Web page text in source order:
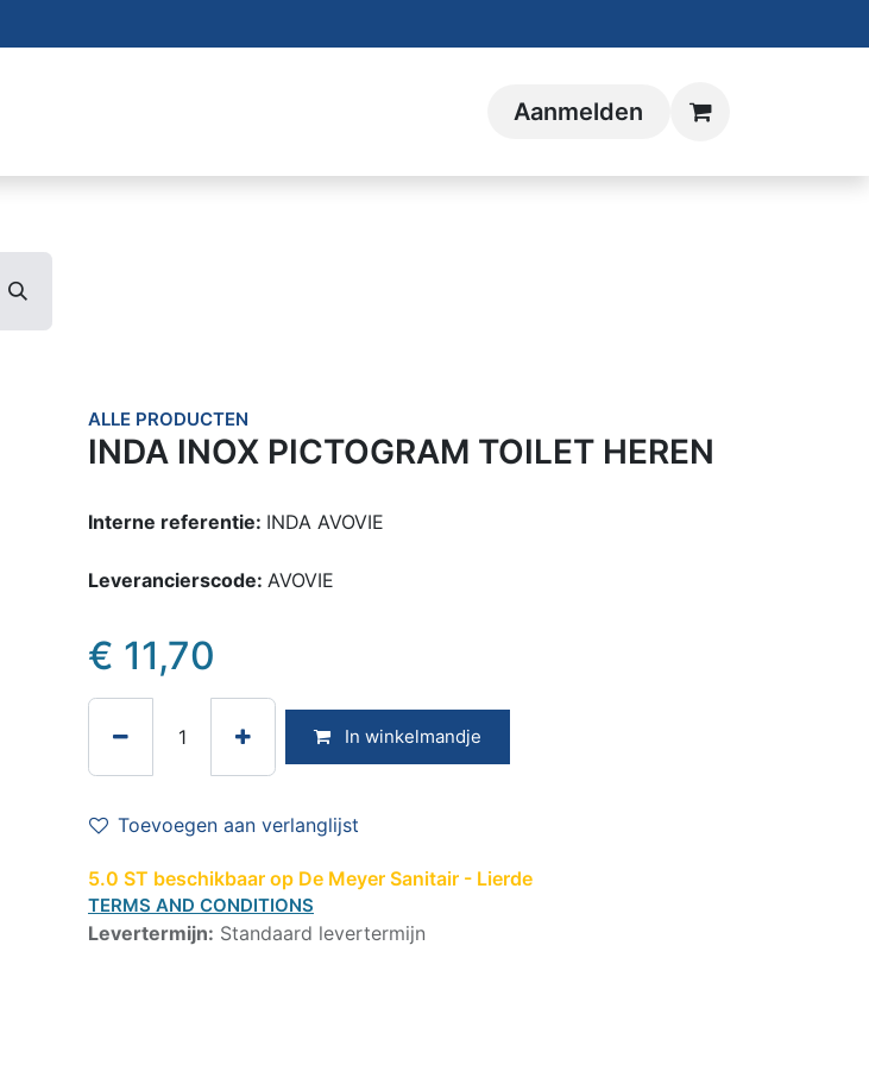
Aanmelden
ALLE PRODUCTEN
INDA INOX PICTOGRAM TOILET HEREN
Interne referentie: INDA AVOVIE
Leverancierscode: AVOVIE
€ 11,70
In winkelmandje
Toevoegen aan verlanglijst
5.0 ST beschikbaar op De Meyer Sanitair - Lierde
TERMS AND CONDITIONS
Levertermijn: Standaard levertermijn